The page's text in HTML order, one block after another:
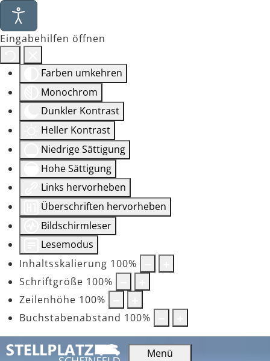
Eingabehilfen öffnen
Farben umkehren
Monochrom
Dunkler Kontrast
Heller Kontrast
Niedrige Sättigung
Hohe Sättigung
Links hervorheben
Überschriften hervorheben
Bildschirmleser
Lesemodus
Inhaltsskalierung 100%
Schriftgröße 100%
Zeilenhöhe 100%
Buchstabenabstand 100%
Menü